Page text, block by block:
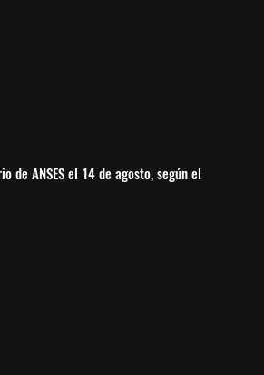
de ANSES el 14 de agosto, según el